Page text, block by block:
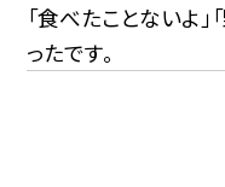
「食べたことないよ
ったです。